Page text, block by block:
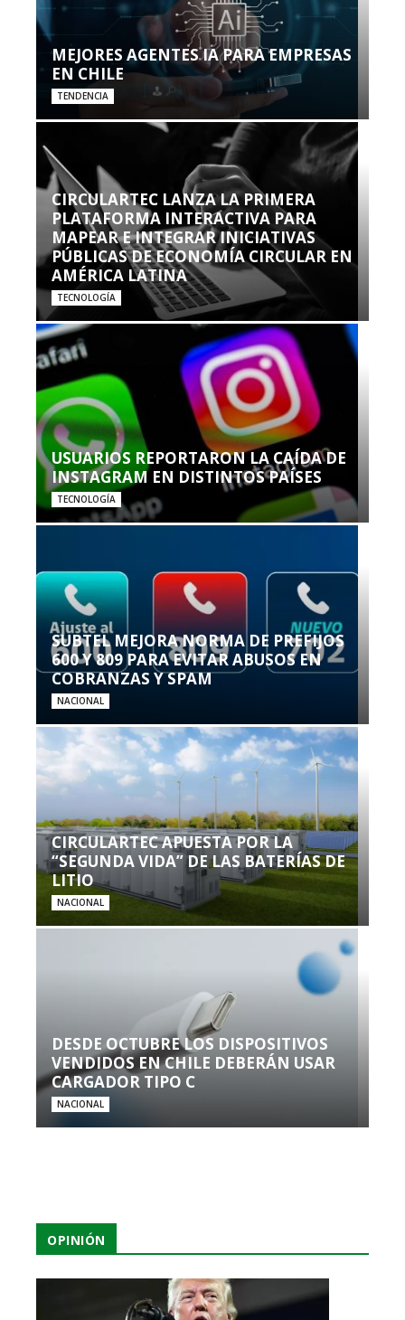
MEJORES AGENTES IA PARA EMPRESAS
EN CHILE
TENDENCIA
CIRCULARTEC LANZA LA PRIMERA
PLATAFORMA INTERACTIVA PARA
MAPEAR E INTEGRAR INICIATIVAS
PÚBLICAS DE ECONOMÍA CIRCULAR EN
AMÉRICA LATINA
TECNOLOGÍA
USUARIOS REPORTARON LA CAÍDA DE
INSTAGRAM EN DISTINTOS PAÍSES
TECNOLOGÍA
SUBTEL MEJORA NORMA DE PREFIJOS
600 Y 809 PARA EVITAR ABUSOS EN
COBRANZAS Y SPAM
NACIONAL
CIRCULARTEC APUESTA POR LA
“SEGUNDA VIDA” DE LAS BATERÍAS DE
LITIO
NACIONAL
DESDE OCTUBRE LOS DISPOSITIVOS
VENDIDOS EN CHILE DEBERÁN USAR
CARGADOR TIPO C
NACIONAL
OPINIÓN